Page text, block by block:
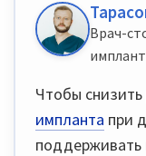
Врач-
Чтобы снизить
импланта при
поддерживать